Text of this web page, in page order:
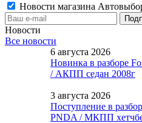
Новости магазина
Новости
Все новости
6 августа 2026
Новинка в разборе
/ АКПП седан 2008г
3 августа 2026
Поступление в
PNDA / МКПП